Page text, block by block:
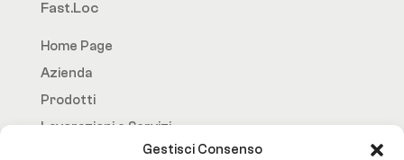
Gestisci Consenso
Fast.Loc
Home Page
Azienda
Prodotti
Lavorazioni e Servizi